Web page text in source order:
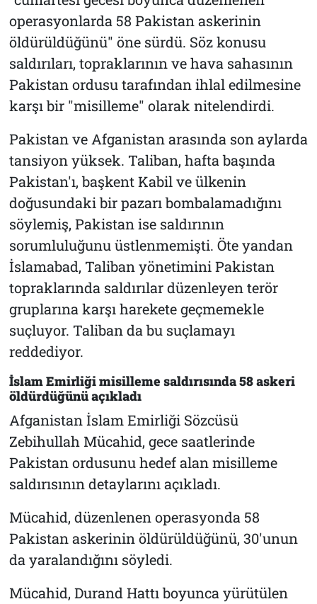
operasyonlarda 58 Pakistan askerinin
öldürüldüğünü" öne sürdü. Söz konusu
saldırıları, topraklarının ve hava sahasının
Pakistan ordusu tarafından ihlal edilmesine
karşı bir "misilleme" olarak nitelendirdi.
Pakistan ve Afganistan arasında son aylarda
tansiyon yüksek. Taliban, hafta başında
Pakistan'ı, başkent Kabil ve ülkenin
doğusundaki bir pazarı bombalamadığını
söylemiş, Pakistan ise saldırının
sorumluluğunu üstlenmemişti. Öte yandan
İslamabad, Taliban yönetimini Pakistan
topraklarında saldırılar düzenleyen terör
gruplarına karşı harekete geçmemekle
suçluyor. Taliban da bu suçlamayı
reddediyor.
İslam Emirliği misilleme saldırısında 58 askeri
öldürdüğünü açıkladı
Afganistan İslam Emirliği Sözcüsü
Zebihullah Mücahid, gece saatlerinde
Pakistan ordusunu hedef alan misilleme
saldırısının detaylarını açıkladı.
Mücahid, düzenlenen operasyonda 58
Pakistan askerinin öldürüldüğünü, 30'unun
da yaralandığını söyledi.
Mücahid, Durand Hattı boyunca yürütülen